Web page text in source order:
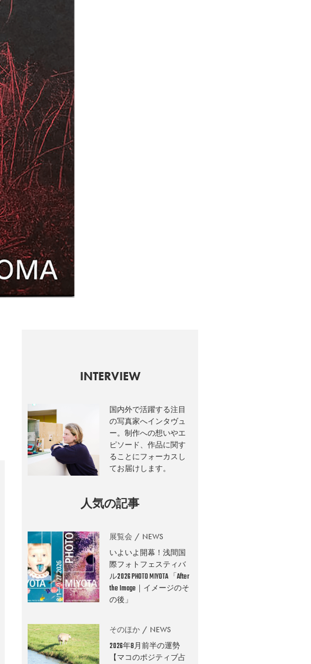
INTERVIEW
国内外で活躍する注目
の写真家へインタヴュ
ー。制作への想いやエ
ピソード、作品に関す
ることにフォーカスし
てお届けします。
人気の記事
展覧会 NEWS
いよいよ開幕！浅間国
際フォトフェスティバ
ル2026 PHOTO MIYOTA 「After
the Image｜イメージのそ
の後」
そのほか NEWS
2026年8月前半の運勢
【マコのポジティブ占